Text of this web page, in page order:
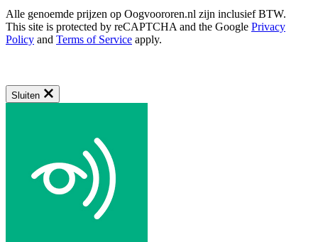
Alle genoemde prijzen op Oogvoororen.nl zijn inclusief BTW.
This site is protected by reCAPTCHA and the Google Privacy
Policy and Terms of Service apply.
Sluiten